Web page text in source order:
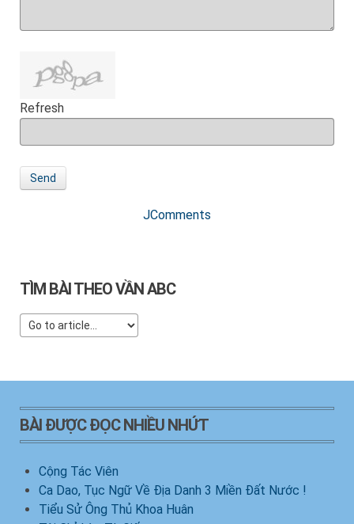
Refresh
Send
JComments
TÌM BÀI THEO VẦN ABC
BÀI ĐƯỢC ĐỌC NHIỀU NHỨT
Cộng Tác Viên
Ca Dao, Tục Ngữ Về Địa Danh 3 Miền Đất Nước !
Tiểu Sử Ông Thủ Khoa Huân